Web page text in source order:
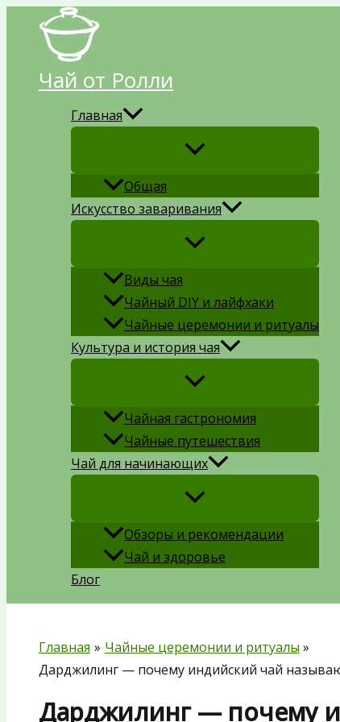
Перейти
содержимому
Чай от Ролли
Главная
Общая
Искусство заваривания
Виды чая
Чайный DIY и лайфхаки
Чайные церемонии и ритуалы
Культура и история чая
Чайная гастрономия
Чайные путешествия
Чай для начинающих
Обзоры и рекомендации
Чай и здоровье
Блог
Главная
Чайные церемонии и ритуалы
Дарджилинг — почему индийский чай
Дарджилинг — почему